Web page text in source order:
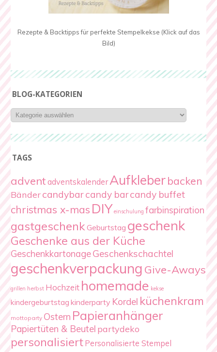
Rezepte & Backtipps für perfekte Stempelkekse (Klick auf das
Bild)
BLOG-KATEGORIEN
Blog-
Kategorien
TAGS
advent adventskalenderAufkleberbacken
Bändercandybarcandy barcandy buffet
christmas x-mas DIY einschulung farbinspiration
gastgeschenkGeburtstag geschenk
Geschenke aus der Küche
GeschenkkartonageGeschenkschachtel
geschenkverpackung Give-Aways
grillen herbst Hochzeit homemade kekse
kindergeburtstag kinderparty Kordel küchenkram
mottoparty Ostern Papieranhänger
Papiertüten & Beutel partydeko
personalisiert Personalisierte Stempel